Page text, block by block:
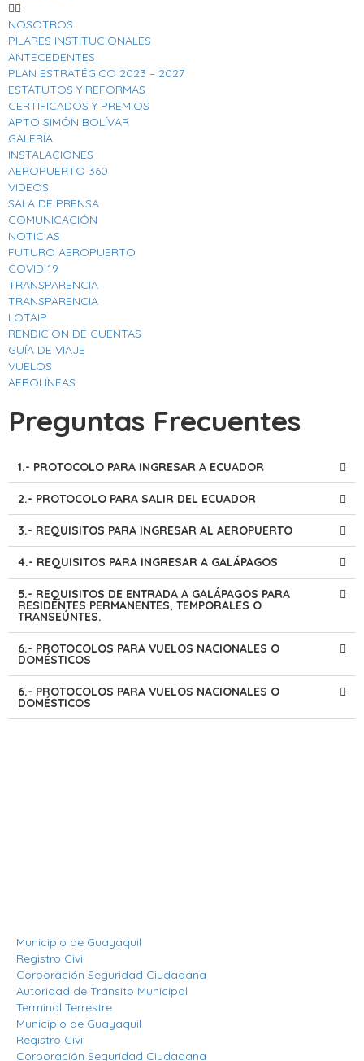
NOSOTROS
PILARES INSTITUCIONALES
ANTECEDENTES
PLAN ESTRATÉGICO 2023 – 2027
ESTATUTOS Y REFORMAS
CERTIFICADOS Y PREMIOS
APTO SIMÓN BOLÍVAR
GALERÍA
INSTALACIONES
AEROPUERTO 360
VIDEOS
SALA DE PRENSA
COMUNICACIÓN
NOTICIAS
FUTURO AEROPUERTO
COVID-19
TRANSPARENCIA
TRANSPARENCIA
LOTAIP
RENDICION DE CUENTAS
GUÍA DE VIAJE
VUELOS
AEROLÍNEAS
Preguntas Frecuentes
1.- PROTOCOLO PARA INGRESAR A ECUADOR
2.- PROTOCOLO PARA SALIR DEL ECUADOR
3.- REQUISITOS PARA INGRESAR AL AEROPUERTO
4.- REQUISITOS PARA INGRESAR A GALÁPAGOS
5.- REQUISITOS DE ENTRADA A GALÁPAGOS PARA
RESIDENTES PERMANENTES, TEMPORALES O
TRANSEÚNTES.
6.- PROTOCOLOS PARA VUELOS NACIONALES O
DOMÉSTICOS
6.- PROTOCOLOS PARA VUELOS NACIONALES O
DOMÉSTICOS
Municipio de Guayaquil
Registro Civil
Corporación Seguridad Ciudadana
Autoridad de Tránsito Municipal
Terminal Terrestre
Municipio de Guayaquil
Registro Civil
Corporación Seguridad Ciudadana